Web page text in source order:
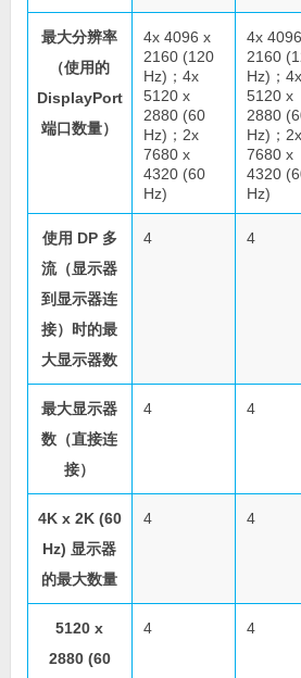
最大分辨率
（使用的
DisplayPort
端口数量）
4x 4096 x
2160 (120
Hz)；4x
5120 x
2880 (60
Hz)；2x
7680 x
4320 (60
Hz)
4x
2160
Hz)；4x
5120 x
2880
Hz)；2x
7680 x
4320
Hz)
使用 DP 多
流（显示器
到显示器连
接）时的最
大显示器数
4 4
最大显示器
数（直接连
接）
4 4
4K x 2K (60
Hz) 显示器
的最大数量
4 4
5120 x
2880 (60
4 4